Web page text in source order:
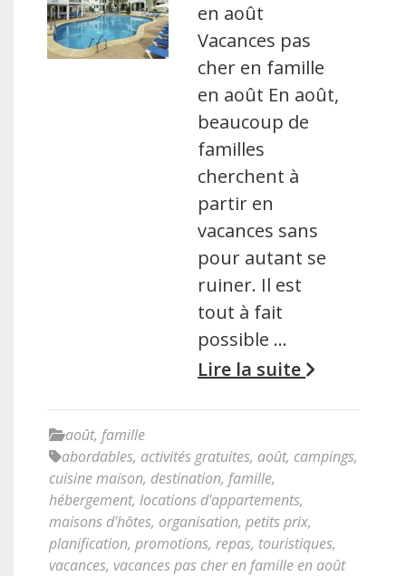
en août
Vacances pas
cher en famille
en août En août,
beaucoup de
familles
cherchent à
partir en
vacances sans
pour autant se
ruiner. Il est
tout à fait
possible …
Lire la suite
août, famille
abordables, activités gratuites, août, campings,
cuisine maison, destination, famille,
hébergement, locations d'appartements,
maisons d'hôtes, organisation, petits prix,
planification, promotions, repas, touristiques,
vacances, vacances pas cher en famille en août